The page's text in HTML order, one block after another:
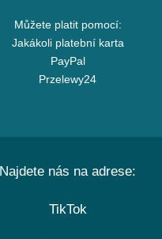
Můžete platit pomocí:
Jakákoli platební karta
PayPal
Przelewy24
Najdete nás na adrese:
TikTok